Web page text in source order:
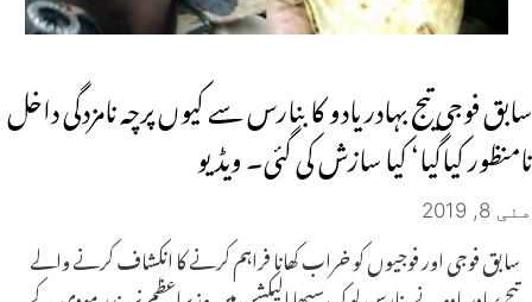
سابق فوجی تیج بہادر یادو کا بنارس سے کیوں پرچہ نامزدگی داخل
نامنظور کیاگیا‘ کیا سازش کی گئی۔ ویڈیو
مئی 8, 2019
سابق فوجی اور فوجیوں کو خراب کھانا فراہم کرنے کا انکشاف کرنے والے